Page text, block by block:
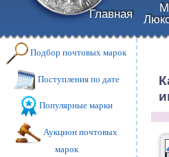
Главная
Подбор почтовых марок
Поступления по дате
Популярные марки
Аукцион почтовых
марок